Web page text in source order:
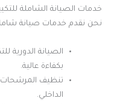
خدمات الصيانة الشاملة
نحن نقدم خدمات صيانة
الصيانة الدورية
بكفاءة عالية.
تنظيف المرشحات
الداخلي.